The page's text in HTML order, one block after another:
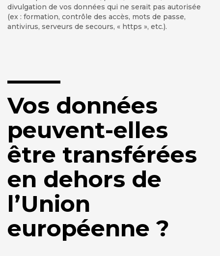
divulgation de vos données qui ne serait pas autorisée
(ex : formation, contrôle des accès, mots de passe,
antivirus, serveurs de secours, « https », etc.).
Vos données
peuvent-elles
être transférées
en dehors de
l’Union
européenne ?